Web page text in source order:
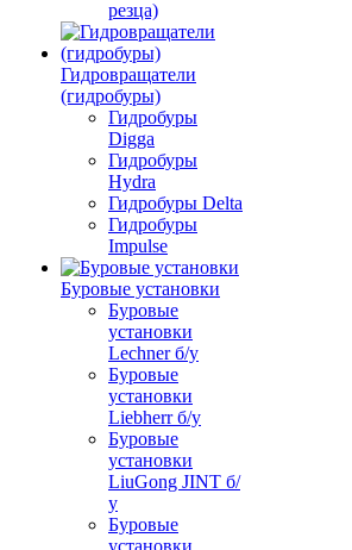
резца)
Гидровращатели
(гидробуры)
Гидробуры
Digga
Гидробуры
Hydra
Гидробуры Delta
Гидробуры
Impulse
Буровые установки
Буровые
установки
Lechner б/у
Буровые
установки
Liebherr б/у
Буровые
установки
LiuGong JINT б/
у
Буровые
установки